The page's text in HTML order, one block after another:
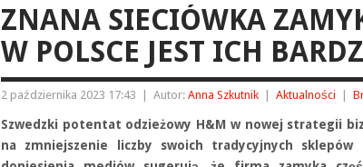
ZNANA SIECIÓWKA
W POLSCE JEST ICH
2 października 2023 17:43 Autor: Anna Szkutnik Aktualności
Szwedzki potentat odzieżowy H&M w nowej strategii
na zmniejszenie liczby swoich tradycyjnych sklepów